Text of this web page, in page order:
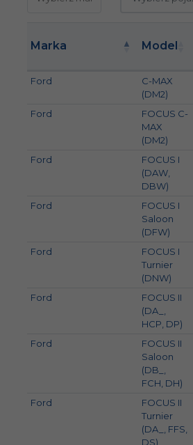
Marka Model
Ford
C-MAX
(DM2)
Ford
FOCUS C-
MAX
(DM2)
Ford
FOCUS I
(DAW,
DBW)
Ford
FOCUS I
Saloon
(DFW)
Ford
FOCUS I
Turnier
(DNW)
Ford
FOCUS II
(DA_,
HCP, DP)
Ford
FOCUS II
Saloon
(DB_,
FCH, DH)
Ford
FOCUS II
Turnier
(DA_, FFS,
DS)